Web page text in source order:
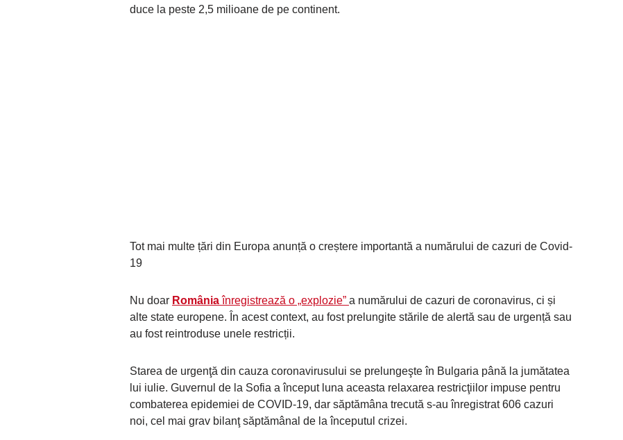
duce la peste 2,5 milioane de pe continent.
Tot mai multe țări din Europa anunță o creștere importantă a numărului de cazuri de Covid-
19
Nu doar Româniaînregistrează o „explozie” a numărului de cazuri de coronavirus, ci și
alte state europene. În acest context, au fost prelungite stările de alertă sau de urgență sau
au fost reintroduse unele restricții.
Starea de urgenţă din cauza coronavirusului se prelungeşte în Bulgaria până la jumătatea
lui iulie. Guvernul de la Sofia a început luna aceasta relaxarea restricţiilor impuse pentru
combaterea epidemiei de COVID-19, dar săptămâna trecută s-au înregistrat 606 cazuri
noi, cel mai grav bilanţ săptămânal de la începutul crizei.